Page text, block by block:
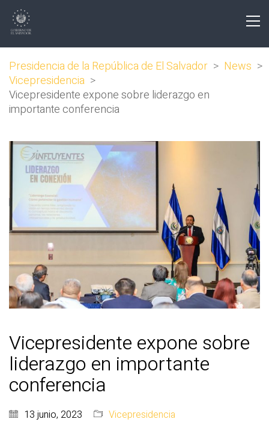
Presidencia de la República de El Salvador > News >
Vicepresidencia >
Vicepresidente expone sobre liderazgo en
importante conferencia
Vicepresidente expone sobre
liderazgo en importante
conferencia
13 junio, 2023 Vicepresidencia